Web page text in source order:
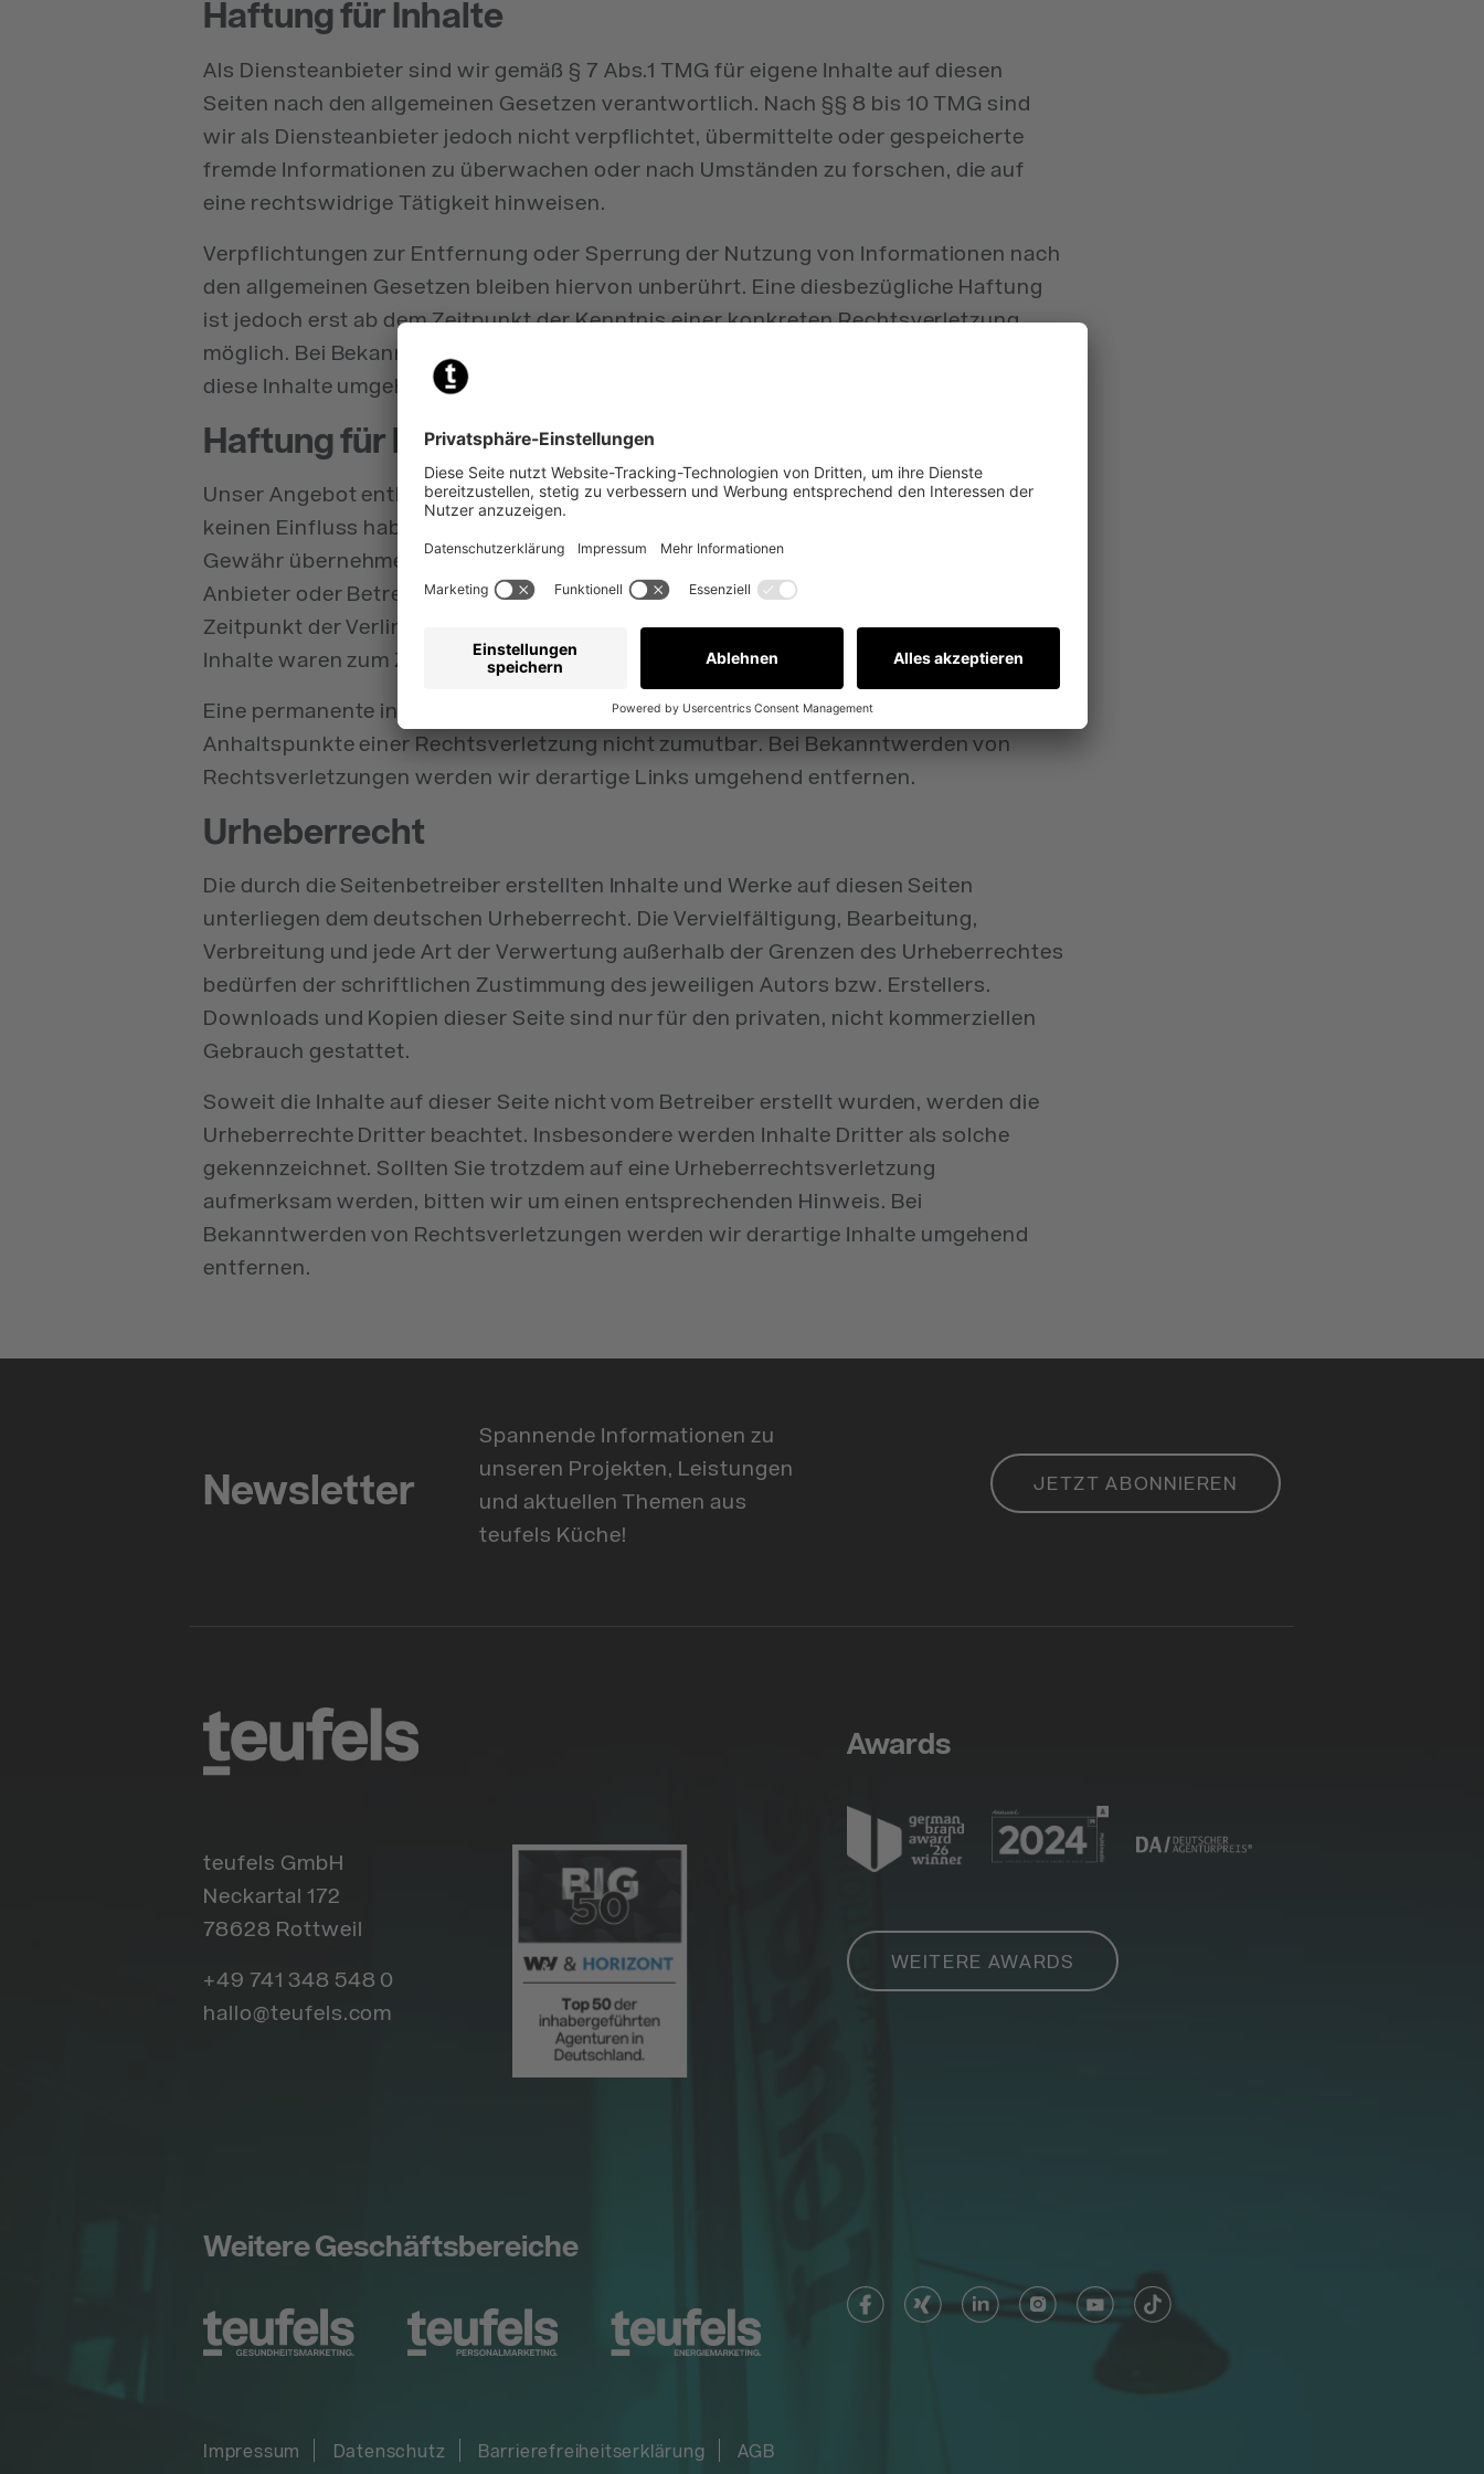
Haftung für Inhalte
Als Diensteanbieter sind wir gemäß § 7 Abs.1 TMG für eigene Inhalte auf diesen
Seiten nach den allgemeinen Gesetzen verantwortlich. Nach §§ 8 bis 10 TMG sind
wir als Diensteanbieter jedoch nicht verpflichtet, übermittelte oder gespeicherte
fremde Informationen zu überwachen oder nach Umständen zu forschen, die auf
eine rechtswidrige Tätigkeit hinweisen.
Verpflichtungen zur Entfernung oder Sperrung der Nutzung von Informationen nach
den allgemeinen Gesetzen bleiben hiervon unberührt. Eine diesbezügliche Haftung
ist jedoch erst ab dem Zeitpunkt der Kenntnis einer konkreten Rechtsverletzung
möglich. Bei Bekanntwerden von entsprechenden Rechtsverletzungen werden wir
diese Inhalte umgehend entfernen.
Haftung für Links
Unser Angebot enthält Links zu externen Websites Dritter, auf deren Inhalte wir
keinen Einfluss haben. Deshalb können wir für diese fremden Inhalte auch keine
Gewähr übernehmen. Für die Inhalte der verlinkten Seiten ist stets der jeweilige
Anbieter oder Betreiber der Seiten verantwortlich. Die verlinkten Seiten wurden zum
Zeitpunkt der Verlinkung auf mögliche Rechtsverstöße überprüft. Rechtswidrige
Inhalte waren zum Zeitpunkt der Verlinkung nicht erkennbar.
Eine permanente inhaltliche Kontrolle der verlinkten Seiten ist jedoch ohne konkrete
Anhaltspunkte einer Rechtsverletzung nicht zumutbar. Bei Bekanntwerden von
Rechtsverletzungen werden wir derartige Links umgehend entfernen.
Urheberrecht
Die durch die Seitenbetreiber erstellten Inhalte und Werke auf diesen Seiten
unterliegen dem deutschen Urheberrecht. Die Vervielfältigung, Bearbeitung,
Verbreitung und jede Art der Verwertung außerhalb der Grenzen des Urheberrechtes
bedürfen der schriftlichen Zustimmung des jeweiligen Autors bzw. Erstellers.
Downloads und Kopien dieser Seite sind nur für den privaten, nicht kommerziellen
Gebrauch gestattet.
Soweit die Inhalte auf dieser Seite nicht vom Betreiber erstellt wurden, werden die
Urheberrechte Dritter beachtet. Insbesondere werden Inhalte Dritter als solche
gekennzeichnet. Sollten Sie trotzdem auf eine Urheberrechtsverletzung
aufmerksam werden, bitten wir um einen entsprechenden Hinweis. Bei
Bekanntwerden von Rechtsverletzungen werden wir derartige Inhalte umgehend
entfernen.
Newsletter
Spannende Informationen zu
unseren Projekten, Leistungen
und aktuellen Themen aus
teufels Küche!
JETZT ABONNIEREN
teufels GmbH
Neckartal 172
78628 Rottweil
+49 741 348 548 0
hallo@teufels.com
Awards
WEITERE AWARDS
Weitere Geschäftsbereiche
Impressum Datenschutz Barrierefreiheitserklärung AGB